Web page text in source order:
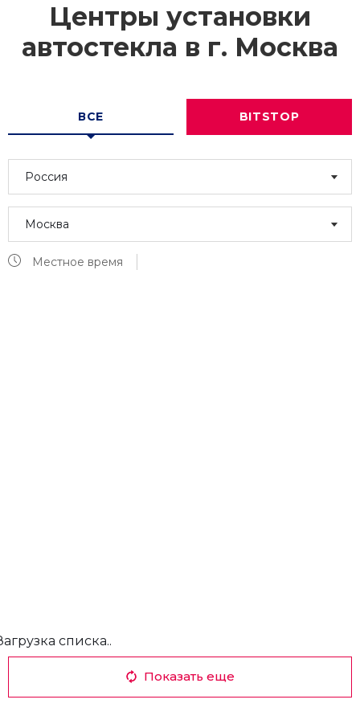
Центры установки
автостекла в г. Москва
ВСЕ BITSTOP
Россия
Москва
Местное время
списка..
Показать еще